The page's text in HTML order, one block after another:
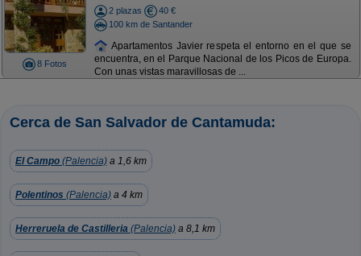
8 Fotos
2 plazas
40 €
100 km de Santander
Apartamentos Javier respeta el entorno en el que se
encuentra, en el Parque Nacional de los Picos de Europa.
Con unas vistas maravillosas de ...
Cerca de San Salvador de Cantamuda:
El Campo (Palencia) a 1,6 km
Polentinos (Palencia) a 4 km
Herreruela de Castilleria (Palencia) a 8,1 km